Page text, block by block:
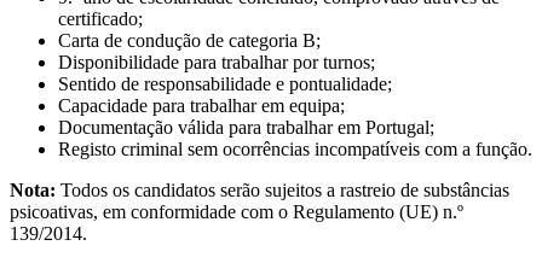
certificado;
Carta de condução de categoria B;
Disponibilidade para trabalhar por turnos;
Sentido de responsabilidade e pontualidade;
Capacidade para trabalhar em equipa;
Documentação válida para trabalhar em Portugal;
Registo criminal sem ocorrências incompatíveis com a função.
Nota: Todos os candidatos serão sujeitos a rastreio de substâncias
psicoativas, em conformidade com o Regulamento (UE) n.º
139/2014.